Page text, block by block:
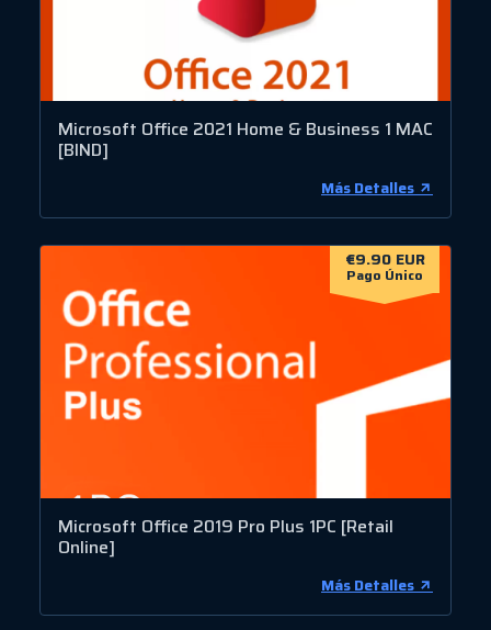
Microsoft Office 2021 Home & Business 1 MAC
[BIND]
Más Detalles
€9.90 EUR
Pago Único
Microsoft Office 2019 Pro Plus 1PC [Retail
Online]
Más Detalles